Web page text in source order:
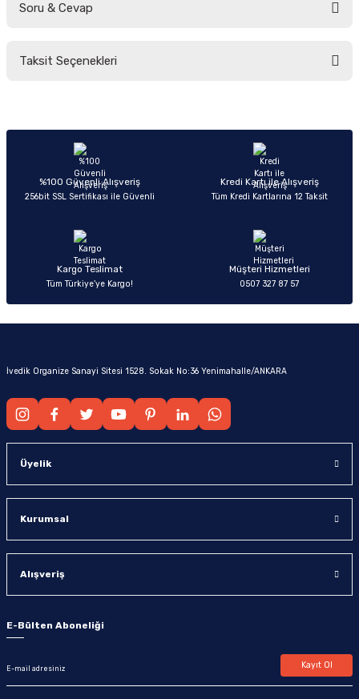
Soru & Cevap
Taksit Seçenekleri
%100 Güvenli Alışveriş
256bit SSL Sertifikası ile Güvenli
Kredi Kartı ile Alışveriş
Tüm Kredi Kartlarına 12 Taksit
Kargo Teslimat
Tüm Türkiye’ye Kargo!
Müşteri Hizmetleri
0507 327 87 57
İvedik Organize Sanayi Sitesi 1528. Sokak No:36 Yenimahalle/ANKARA
Üyelik
Kurumsal
Alışveriş
E-Bülten Aboneliği
Kayıt Ol